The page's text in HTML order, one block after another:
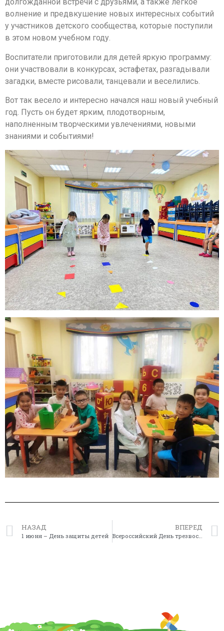
долгожданной встречи с друзьями, а также легкое
волнение и предвкушение новых интересных событий
у участников детского сообщества, которые поступили
в этом новом учебном году.
Воспитатели приготовили для детей яркую программу:
они участвовали в конкурсах, эстафетах, разгадывали
загадки, вместе рисовали, танцевали и веселились.
Вот так весело и интересно начался наш новый учебный
год. Пусть он будет ярким, плодотворным,
наполненным творческими увлечениями, новыми
знаниями и событиями!
НАЗАД
1 июня – День защиты детей
ВПЕРЕД
Всероссийский День трезвости